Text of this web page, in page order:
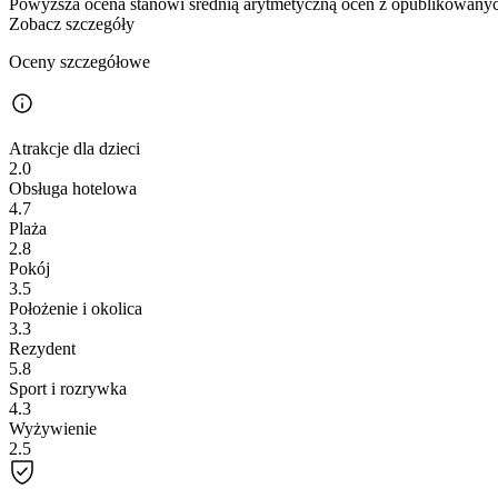
Powyższa ocena stanowi średnią arytmetyczną ocen z
Zobacz szczegóły
Oceny szczegółowe
Atrakcje dla dzieci
2.0
Obsługa hotelowa
4.7
Plaża
2.8
Pokój
3.5
Położenie i okolica
3.3
Rezydent
5.8
Sport i rozrywka
4.3
Wyżywienie
2.5